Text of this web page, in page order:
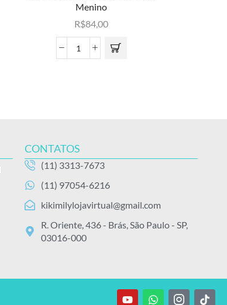
Menino
R$84,00
CONTATOS
(11) 3313-7673
(11) 97054-6216
kikimilylojavirtual@gmail.com
R. Oriente, 436 - Brás, São Paulo - SP,
03016-000